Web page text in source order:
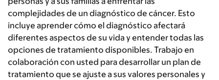
complejidades de un diagnóstico de cáncer. Esto
incluye aprender cómo el diagnóstico afectará
diferentes aspectos de su vida y entender todas las
opciones de tratamiento disponibles. Trabajo en
colaboración con usted para desarrollar un plan de
tratamiento que se ajuste a sus valores personales y